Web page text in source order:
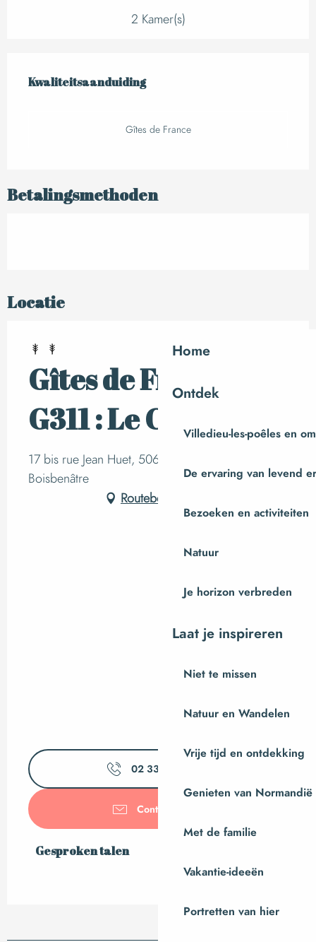
Home
Ontdek
Villedieu-les-poêles en
De ervaring van levend
Bezoeken en activiteiten
Natuur
Je horizon verbreden
Laat je inspireren
Niet te missen
Natuur en Wandelen
Vrije tijd en ontdekking
Genieten van Normandië
Met de familie
Vakantie-ideeën
Portretten van hier
2 Kamer(s)
Dienstverlening
Kwaliteitsaanduiding
Kwaliteitsaanduiding
Gîtes de France
Betalingsmethoden
Locatie
Gîtes de France
G311 : Le Clocher
17 bis rue Jean Huet, 50670 Coulouvray-
Boisbenâtre
Routebeschrijving
02 33 56 28
Contacteer ons
Gesproken talen
Gesproken talen